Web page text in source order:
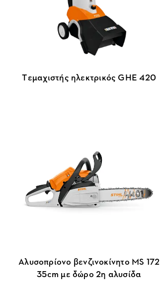
Tεμαχιστής ηλεκτρικός GHE 420
Αλυσοπρίονο βενζινοκίνητο MS 172
35cm με δώρο 2η αλυσίδα